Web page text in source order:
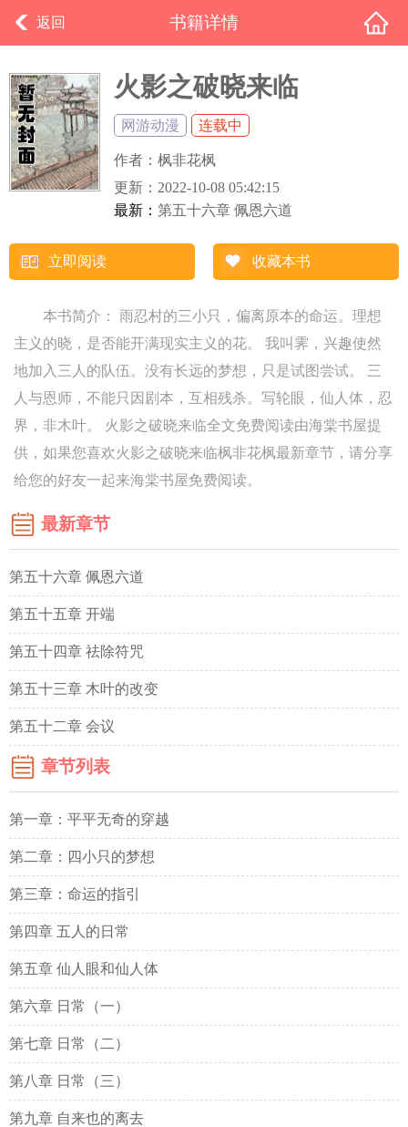
返回 书籍详情
火影之破晓来临
网游动漫 连载中
作者： 枫非花枫
更新： 2022-10-08 05:42:15
最新： 第五十六章 佩恩六道
立即阅读 收藏本书
本书简介： 雨忍村的三小只，偏离原本的命运。理想
主义的晓，是否能开满现实主义的花。 我叫霁，兴趣使然
地加入三人的队伍。没有长远的梦想，只是试图尝试。 三
人与恩师，不能只因剧本，互相残杀。写轮眼，仙人体，忍
界，非木叶。 火影之破晓来临全文免费阅读由海棠书屋提
供，如果您喜欢火影之破晓来临枫非花枫最新章节，请分享
给您的好友一起来海棠书屋免费阅读。
最新章节
第五十六章 佩恩六道
第五十五章 开端
第五十四章 祛除符咒
第五十三章 木叶的改变
第五十二章 会议
章节列表
第一章：平平无奇的穿越
第二章：四小只的梦想
第三章：命运的指引
第四章 五人的日常
第五章 仙人眼和仙人体
第六章 日常（一）
第七章 日常（二）
第八章 日常（三）
第九章 自来也的离去